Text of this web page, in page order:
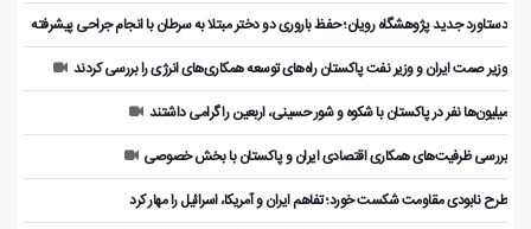
دستاورد جدید پژوهشگاه رویان؛ حفظ باروری دو دختر مبتلا به سرطان با انجام جراحی پیشرفته
وزیر صمت ایران و وزیر نفت پاکستان راه‌های توسعه همکاری‌های انرژی را بررسی کردند
میلیون‌ها نفر در پاکستان با شکوه و شور حسینی، اربعین را گرامی داشتند
بررسی ظرفیت‌های همکاری اقتصادی ایران و پاکستان با بخش خصوصی
طرح نابودی مقاومت شکست خورد؛ تفاهم ایران و آمریکا، اسرائیل را مهار کرد